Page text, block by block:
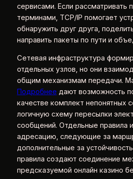
сервисами. Если рассматривать
терминами, TCP/IP помогает
обнаружить друг друга,
направить пакеты по пути и
Сетевая инфраструктура
отдельных узлов, но они
общим механизмам передачи.
Подробнее дают возможность
качестве комплект непонятных
логичную схему пересылки
сообщений. Отдельные правила
адресацию, следующие за
дополнительные за
правила создают соединение
предсказуемой онлайн казино